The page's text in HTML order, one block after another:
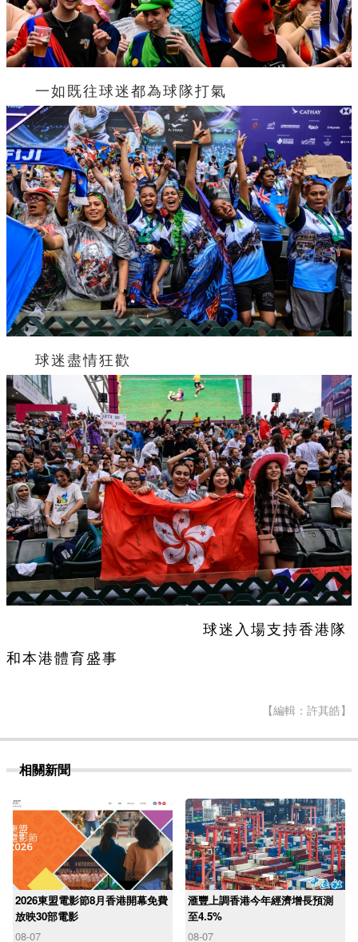
一如既往球迷都為球隊打氣
球迷盡情狂歡
球迷入場支持香港隊
和本港體育盛事
【編輯：許其皓】
相關新聞
2026東盟電影節8月香港開幕免費
放映30部電影
08-07
滙豐上調香港今年經濟增長預測
至4.5%
08-07